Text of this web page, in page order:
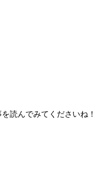
読んでみてくださいね！